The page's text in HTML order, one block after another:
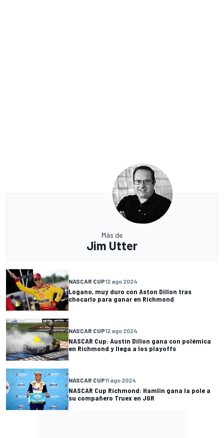
Más de
Jim Utter
NASCAR CUP12 ago 2024
Logano, muy duro con Aston Dillon tras
chocarlo para ganar en Richmond
NASCAR CUP12 ago 2024
NASCAR Cup: Austin Dillon gana con polémica
en Richmond y llega a los playoffs
NASCAR CUP11 ago 2024
NASCAR Cup Richmond: Hamlin gana la pole a
su compañero Truex en JGR